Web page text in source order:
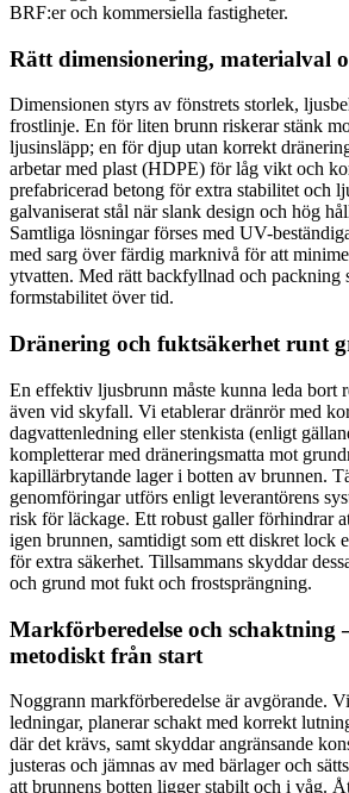
BRF:er och kommersiella fastigheter.
Rätt dimensionering, materialval
Dimensionen styrs av fönstrets storlek,
frostlinje. En för liten brunn riskerar stänk
ljusinsläpp; en för djup utan korrekt
arbetar med plast (HDPE) för låg vikt och
prefabricerad betong för extra stabilitet och
galvaniserat stål när slank design och hög
Samtliga lösningar förses med UV-
med sarg över färdig marknivå för att
ytvatten. Med rätt backfyllnad och packning
formstabilitet över tid.
Dränering och fuktsäkerhet runt
En effektiv ljusbrunn måste kunna leda bort
även vid skyfall. Vi etablerar dränrör med
dagvattenledning eller stenkista (enligt
kompletterar med dräneringsmatta mot
kapillärbrytande lager i botten av brunnen.
genomföringar utförs enligt leverantörens
risk för läckage. Ett robust galler förhindrar
igen brunnen, samtidigt som ett diskret lock
för extra säkerhet. Tillsammans skyddar
och grund mot fukt och frostsprängning.
Markförberedelse och schaktning
metodiskt från start
Noggrann markförberedelse är avgörande.
ledningar, planerar schakt med korrekt
där det krävs, samt skyddar angränsande
justeras och jämnas av med bärlager och
att brunnens botten ligger stabilt och i våg.